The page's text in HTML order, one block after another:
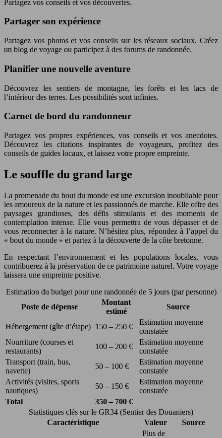
Partagez vos conseils et vos découvertes.
Partager son expérience
Partagez vos photos et vos conseils sur les réseaux sociaux. Créez
un blog de voyage ou participez à des forums de randonnée.
Planifier une nouvelle aventure
Découvrez les sentiers de montagne, les forêts et les lacs de
l’intérieur des terres. Les possibilités sont infinies.
Carnet de bord du randonneur
Partagez vos propres expériences, vos conseils et vos anecdotes.
Découvrez les citations inspirantes de voyageurs, profitez des
conseils de guides locaux, et laissez votre propre empreinte.
Le souffle du grand large
La promenade du bout du monde est une excursion inoubliable pour
les amoureux de la nature et les passionnés de marche. Elle offre des
paysages grandioses, des défis stimulants et des moments de
contemplation intense. Elle vous permettra de vous dépasser et de
vous reconnecter à la nature. N’hésitez plus, répondez à l’appel du
« bout du monde » et partez à la découverte de la côte bretonne.
En respectant l’environnement et les populations locales, vous
contribuerez à la préservation de ce patrimoine naturel. Votre voyage
laissera une empreinte positive.
Estimation du budget pour une randonnée de 5 jours (par personne)
Poste de dépense
Montant
estimé
Source
Hébergement (gîte d’étape) 150 – 250 €
Estimation moyenne
constatée
Nourriture (courses et
restaurants)
100 – 200 €
Estimation moyenne
constatée
Transport (train, bus,
navette)
50 – 100 €
Estimation moyenne
constatée
Activités (visites, sports
nautiques)
50 – 150 €
Estimation moyenne
constatée
Total
350 – 700 €
Statistiques clés sur le GR34 (Sentier des Douaniers)
Caractéristique
Valeur Source
Plus de